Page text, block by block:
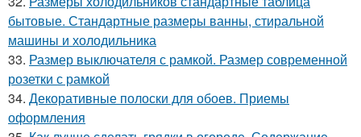
бытовые. Стандартные размеры ванны, стиральной
машины и холодильника
33. Размер выключателя с рамкой. Размер современной
розетки с рамкой
34. Декоративные полоски для обоев. Приемы
оформления